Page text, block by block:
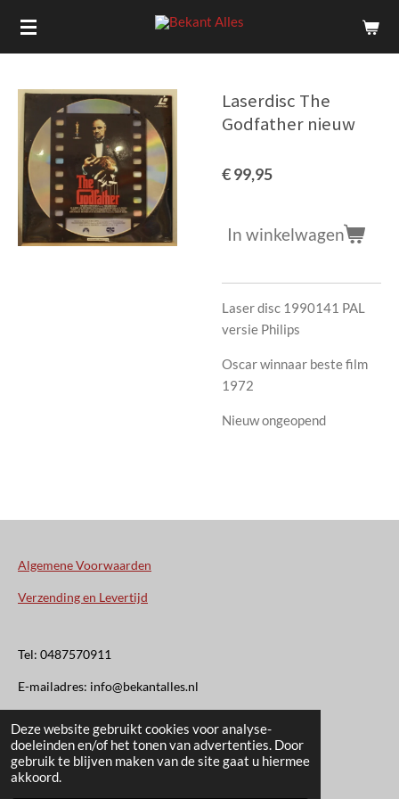
Deze website gebruikt cookies voor analyse-
doeleinden en/of het tonen van advertenties. Door
gebruik te blijven maken van de site gaat u hiermee
akkoord.
Ga
direct
hoofdinhoud
Laserdisc The
Godfather nieuw
€ 99,95
In winkelwagen
Laser disc 1990141 PAL
versie Philips
Oscar winnaar beste film
1972
Nieuw ongeopend
Algemene Voorwaarden
Verzending en Levertijd
Tel: 0487570911
E-mailadres: info@bekantalles.nl
Rooysestraat 4
6621AM Dreumel
© 2020 - 2026 Bekant Alles